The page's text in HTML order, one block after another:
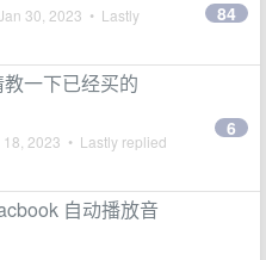
30, 2023 • Lastly
84
一下已经买的
2023 • Lastly replied
6
自动播放音